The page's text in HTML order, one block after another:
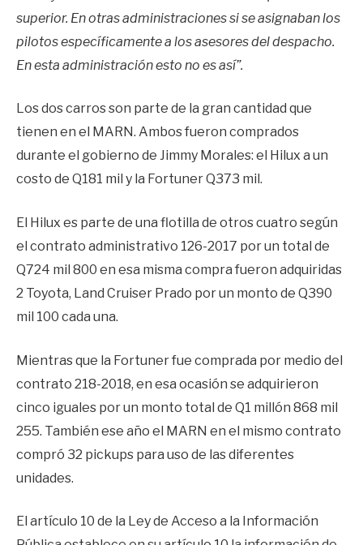
superior. En otras administraciones si se asignaban los
pilotos específicamente a los asesores del despacho.
En esta administración esto no es así”.
Los dos carros son parte de la gran cantidad que
tienen en el MARN. Ambos fueron comprados
durante el gobierno de Jimmy Morales: el Hilux a un
costo de Q181 mil y la Fortuner Q373 mil.
El Hilux es parte de una flotilla de otros cuatro según
el contrato administrativo 126-2017 por un total de
Q724 mil 800 en esa misma compra fueron adquiridas
2 Toyota, Land Cruiser Prado por un monto de Q390
mil 100 cada una.
Mientras que la Fortuner fue comprada por medio del
contrato 218-2018, en esa ocasión se adquirieron
cinco iguales por un monto total de Q1 millón 868 mil
255. También ese año el MARN en el mismo contrato
compró 32 pickups para uso de las diferentes
unidades.
El artículo 10 de la Ley de Acceso a la Información